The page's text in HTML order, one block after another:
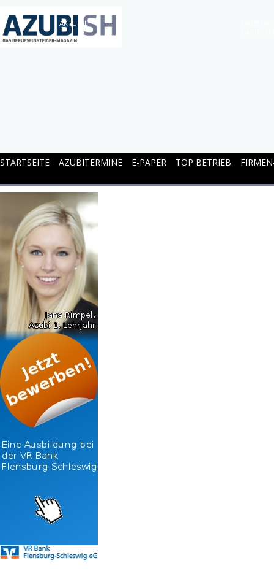
STARTSEITE AZUBITERMINE
AKTUELL
E-PAPER TOP BETRIEB